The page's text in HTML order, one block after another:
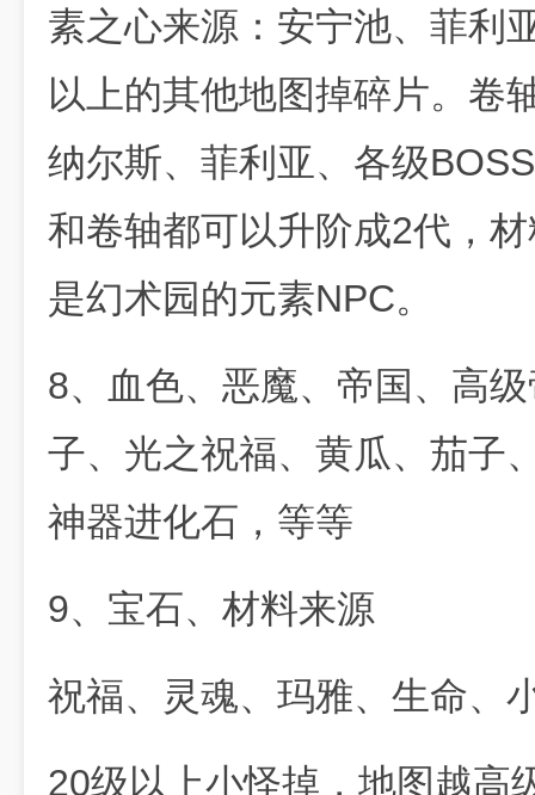
素之心来源：安宁池、菲利
以上的其他地图掉碎片。卷
纳尔斯、菲利亚、各级
和卷轴都可以升阶成2代，
是幻术园的元素NPC。
8、血色、恶魔、帝国、高
子、光之祝福、黄瓜、茄子
神器进化石，等等
9、宝石、材料来源
祝福、灵魂、玛雅、生命、
20级以上小怪掉，地图越高